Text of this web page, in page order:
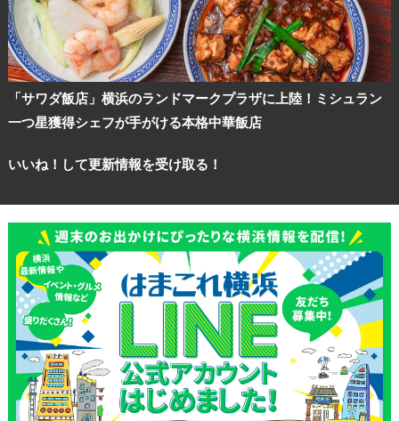
「サワダ飯店」横浜のランドマークプラザに上陸！ミシュラン
一つ星獲得シェフが手がける本格中華飯店
いいね！して更新情報を受け取る！